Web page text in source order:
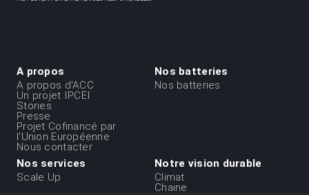
Menu
du
footer
-
1ere
ligne
A propos
A propos d'ACC
Un projet IPCEI
Stories
Presse
Projet Cofinancé par
l'Union Européenne
Nous contacter
Nos batteries
Nos batteries
Nos services
Scale Up
Notre vision durable
Climat
Chaine